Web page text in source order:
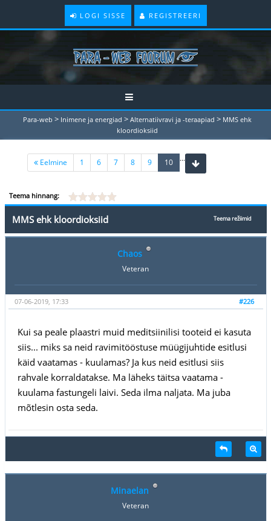
LOGI SISSE REGISTREERI
Para-web > Inimene ja energiad > Alternatiivravi ja -teraapiad > MMS ehk
kloordioksiid
Eelmine 1 ...
6 7 8 9 10(current)
Teema hinnang:
Teema režiimid
MMS ehk kloordioksiid
Chaos
Veteran
#226
07-06-2019, 17:33
Kui sa peale plaastri muid meditsiinilisi tooteid ei kasuta
siis... miks sa neid ravimitööstuse müügijuhtide esitlusi
käid vaatamas - kuulamas? Ja kus neid esitlusi siis
rahvale korraldatakse. Ma läheks täitsa vaatama -
kuulama fastungeli laivi. Seda ilma naljata. Ma juba
mõtlesin osta seda.
Minaelan
Veteran